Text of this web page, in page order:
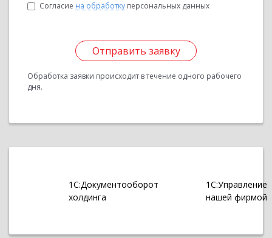
Согласие на обработку персональных данных
Отправить заявку
Обработка заявки происходит в течение одного рабочего
дня.
1С:Документооборот
холдинга
1С:Управление
нашей фирмой